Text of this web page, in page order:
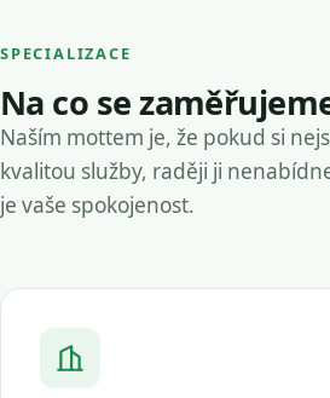
SPECIALIZACE
Na co se
Naším mottem je, že pokud si
kvalitou služby, raději ji
je vaše spokojenost.